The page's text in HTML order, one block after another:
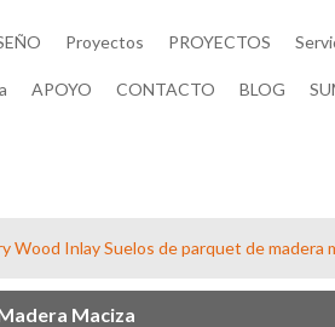
Proyectos PROYECTOS
APOYO CONTACTO BLOG
Wood Inlay Suelos de parquet de madera
Maciza